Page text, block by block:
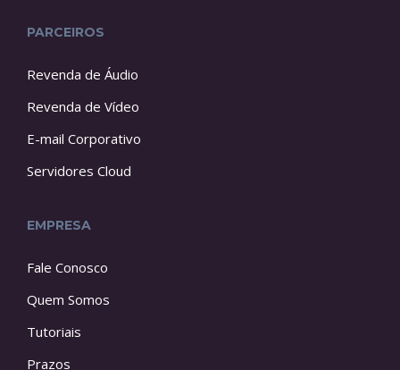
PARCEIROS
Revenda de Áudio
Revenda de Vídeo
E-mail Corporativo
Servidores Cloud
EMPRESA
Fale Conosco
Quem Somos
Tutoriais
Prazos